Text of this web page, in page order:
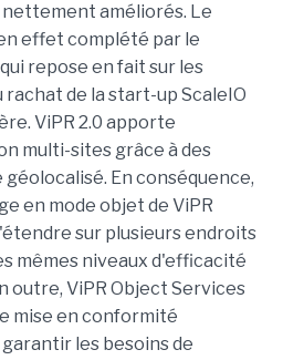
améliorés. Le
effet complété par le
repose en fait sur les
de la start-up ScaleIO
ViPR 2.0 apporte
multi-sites grâce à des
En conséquence,
en mode objet de ViPR
sur plusieurs endroits
mêmes niveaux d'efficacité
outre, ViPR Object Services
mise en conformité
les besoins de